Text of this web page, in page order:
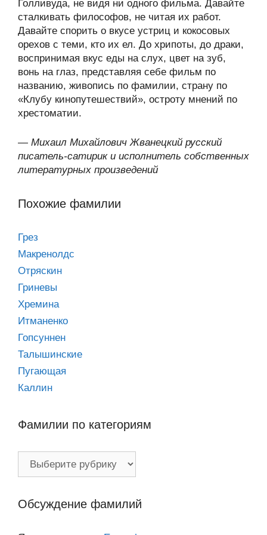
Голливуда, не видя ни одного фильма. Давайте
сталкивать философов, не читая их работ.
Давайте спорить о вкусе устриц и кокосовых
орехов с теми, кто их ел. До хрипоты, до драки,
воспринимая вкус еды на слух, цвет на зуб,
вонь на глаз, представляя себе фильм по
названию, живопись по фамилии, страну по
«Клубу кинопутешествий», остроту мнений по
хрестоматии.
— Михаил Михайлович Жванецкий русский
писатель-сатирик и исполнитель собственных
литературных произведений
Похожие фамилии
Грез
Макренолдс
Отряскин
Гриневы
Хремина
Итманенко
Гопсуннен
Талышинские
Пугающая
Каллин
Фамилии по категориям
Обсуждение фамилий